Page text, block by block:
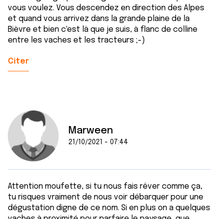
vous voulez. Vous descendez en direction des Alpes
et quand vous arrivez dans la grande plaine de la
Bièvre et bien c'est là que je suis, à flanc de colline
entre les vaches et les tracteurs ;-)
Citer
Marween
21/10/2021 - 07:44
Attention moufette, si tu nous fais rêver comme ça,
tu risques vraiment de nous voir débarquer pour une
dégustation digne de ce nom. Si en plus on a quelques